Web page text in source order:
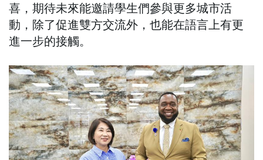
喜，期待未來能邀請學生們參與更多城市活
動，除了促進雙方交流外，也能在語言上有更
進一步的接觸。